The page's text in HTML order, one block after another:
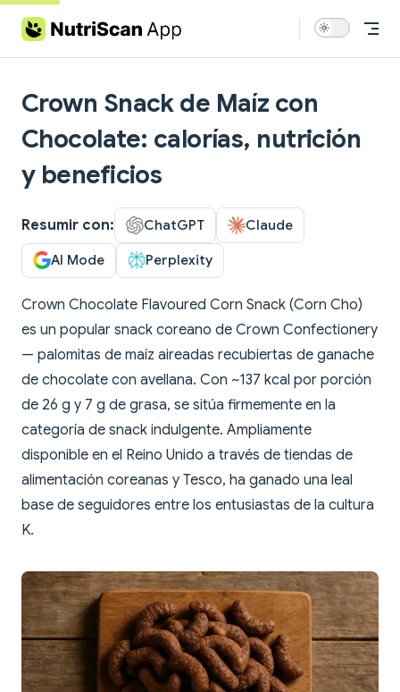
Skip to content
Crown Snack de Maíz con
Chocolate: calorías, nutrición
y beneficios
Resumir con: ChatGPT Claude
AI Mode Perplexity
Crown Chocolate Flavoured Corn Snack (Corn Cho)
es un popular snack coreano de Crown Confectionery
— palomitas de maíz aireadas recubiertas de ganache
de chocolate con avellana. Con ~137 kcal por porción
de 26 g y 7 g de grasa, se sitúa firmemente en la
categoría de snack indulgente. Ampliamente
disponible en el Reino Unido a través de tiendas de
alimentación coreanas y Tesco, ha ganado una leal
base de seguidores entre los entusiastas de la cultura
K.